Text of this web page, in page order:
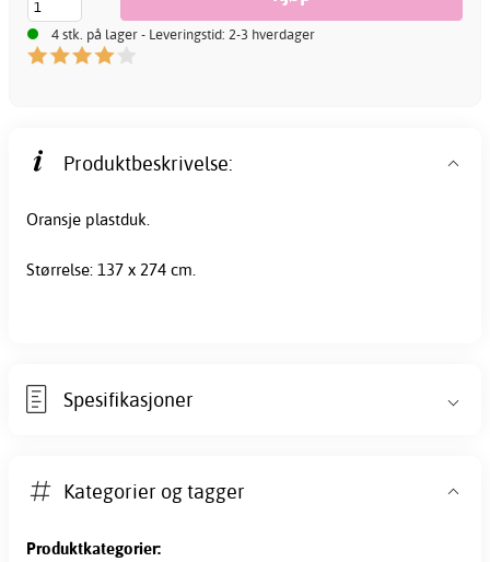
4 stk. på lager - Leveringstid: 2-3 hverdager
Produktbeskrivelse:
Oransje plastduk.
Størrelse: 137 x 274 cm.
Spesifikasjoner
Kategorier og tagger
Produktkategorier: